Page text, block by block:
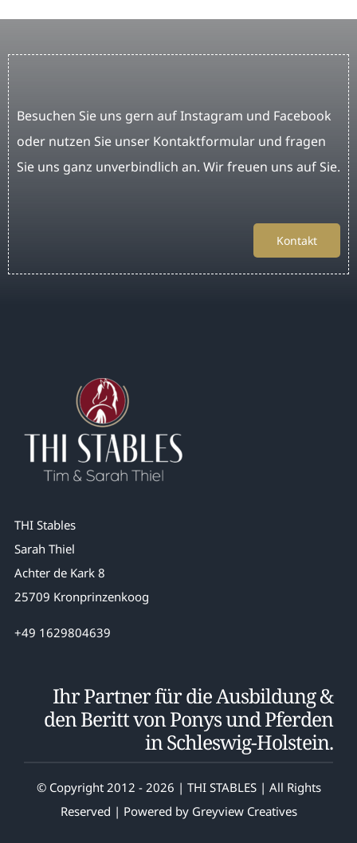
Besuchen Sie uns gern auf Instagram und Facebook
oder nutzen Sie unser Kontaktformular und fragen
Sie uns ganz unverbindlich an. Wir freuen uns auf Sie.
Kontakt
THI Stables
Sarah Thiel
Achter de Kark 8
25709 Kronprinzenkoog
+49 1629804639
Ihr Partner für die Ausbildung &
den Beritt von Ponys und Pferden
in Schleswig-Holstein.
© Copyright 2012 - 2026 | THI STABLES | All Rights
Reserved | Powered by Greyview Creatives